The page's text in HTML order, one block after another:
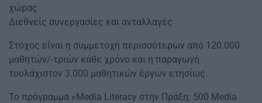
χώρας
Διεθνείς συνεργασίες και ανταλλαγές
Στόχος είναι η συμμετοχή περισσότερων από 120.000
μαθητών/-τριών κάθε χρόνο και η παραγωγή
τουλάχιστον 3.000 μαθητικών έργων ετησίως.
Το πρόγραμμα «Media Literacy στην Πράξη: 500 Media